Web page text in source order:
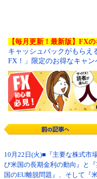
【毎月更新！最新版】FX
キャッシュバックがもらえ
FX！」限定のお得なキャン
10月22日(火)■『主要な株式市
び米国の長期金利の動向』と
国のEU離脱問題』、そして『